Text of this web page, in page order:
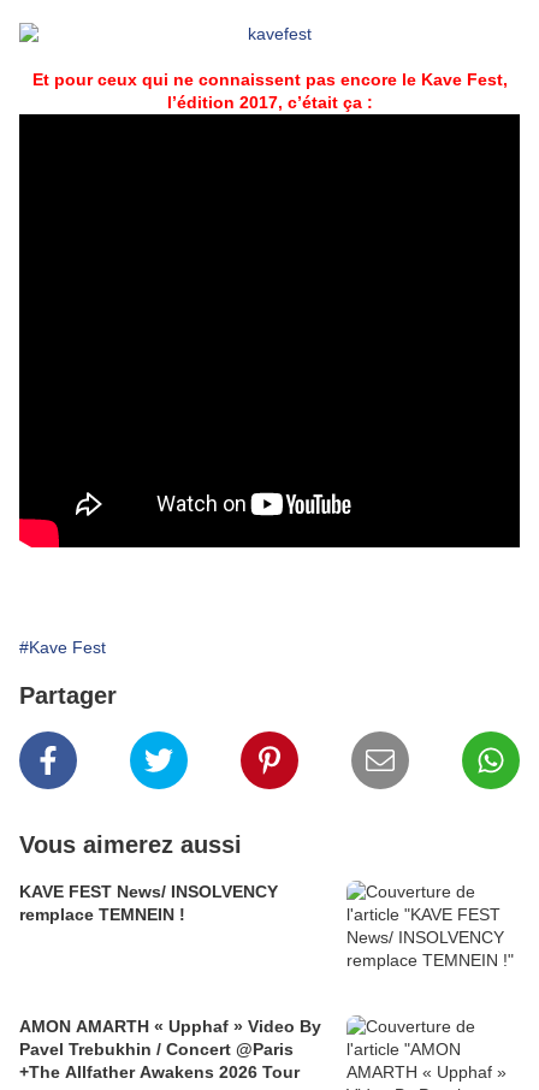
Et pour ceux qui ne connaissent pas encore le Kave Fest,
l’édition 2017, c’était ça :
#Kave Fest
Partager
Vous aimerez aussi
KAVE FEST News/ INSOLVENCY
remplace TEMNEIN !
AMON AMARTH « Upphaf » Video By
Pavel Trebukhin / Concert @Paris
+The Allfather Awakens 2026 Tour